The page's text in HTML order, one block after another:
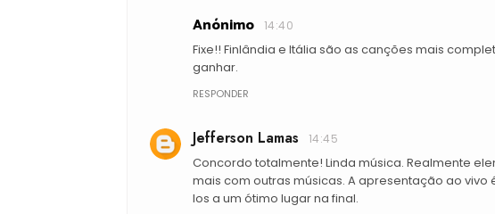
Anónimo 14:40
Fixe!! Finlândia e Itália são as canções mais
ganhar.
RESPONDER
Jefferson Lamas 14:45
Concordo totalmente! Linda música. Realmente
mais com outras músicas. A apresentação ao vivo
los a um ótimo lugar na final.